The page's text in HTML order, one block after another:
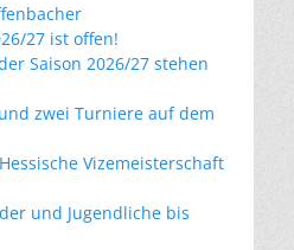
27 ist offen!
Saison 2026/27 stehen
zwei Turniere auf dem
Vizemeisterschaft
und Jugendliche bis